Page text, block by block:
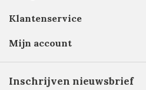
Klantenservice
Mijn account
Inschrijven nieuwsbrief